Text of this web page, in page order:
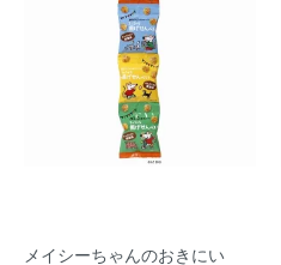
メイシーちゃんのおきにい